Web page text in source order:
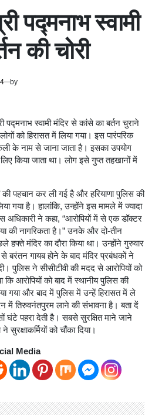
पद्मनाभ स्वामी
की चोरी
by
स्वामी मंदिर से कांसे का बर्तन चुराने
को हिरासत में लिया गया। इस पारंपरिक
के नाम से जाना जाता है। इसका उपयोग
किया जाता था। लोग इसे गुप्त तहखानों में
की पहचान कर ली गई है और हरियाणा पुलिस की
गया है। हालांकि, उन्होंने इस मामले में ज्यादा
अधिकारी ने कहा, “आरोपियों में से एक डॉक्टर
की नागरिकता है।” उनके और दो-तीन
मंदिर का दौरा किया था। उन्होंने गुरुवार
से बरंतन गायब होने के बाद मंदिर प्रबंधकों ने
पुलिस ने सीसीटीवी की मदद से आरोपियों को
कि आरोपियों को बाद में स्थानीय पुलिस की
गया और बाद में पुलिस में उन्हें हिरासत में ले
में तिरुवनंतपुरम लाने की संभावना है। बता दें
घंटे पहरा देती है। सबसे सुरक्षित माने जाने
सुरक्षाकर्मियों को चौंका दिया।
Media